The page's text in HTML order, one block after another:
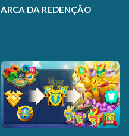
ARCA DA REDENÇÃO